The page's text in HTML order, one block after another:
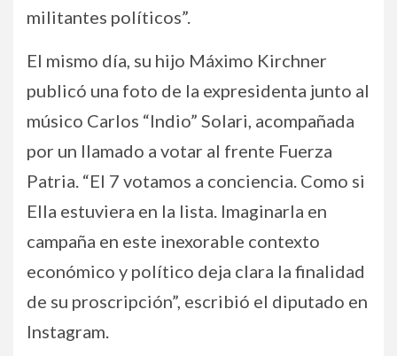
militantes políticos”.
El mismo día, su hijo Máximo Kirchner
publicó una foto de la expresidenta junto al
músico Carlos “Indio” Solari, acompañada
por un llamado a votar al frente Fuerza
Patria. “El 7 votamos a conciencia. Como si
Ella estuviera en la lista. Imaginarla en
campaña en este inexorable contexto
económico y político deja clara la finalidad
de su proscripción”, escribió el diputado en
Instagram.